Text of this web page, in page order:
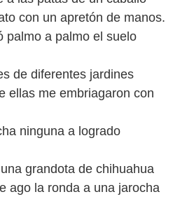
con un apretón de manos.
palmo a palmo el suelo
de diferentes jardines
ellas me embriagaron con
ninguna a logrado
grandota de chihuahua
ago la ronda a una jarocha